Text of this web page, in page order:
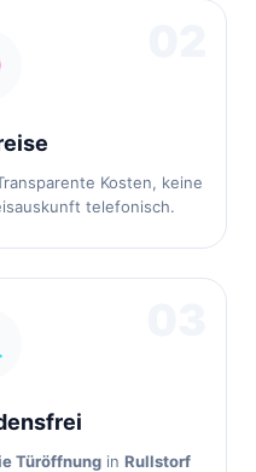
Kosten, keine
telefonisch.
Türöffnung in Rullstorf